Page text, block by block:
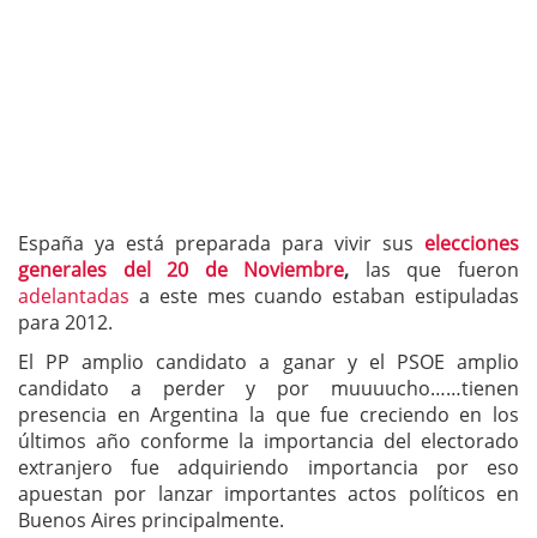
España ya está preparada para vivir sus elecciones
generales del 20 de Noviembre, las que fueron
adelantadas a este mes cuando estaban estipuladas
para 2012.
El PP amplio candidato a ganar y el PSOE amplio
candidato a perder y por muuuucho……tienen
presencia en Argentina la que fue creciendo en los
últimos año conforme la importancia del electorado
extranjero fue adquiriendo importancia por eso
apuestan por lanzar importantes actos políticos en
Buenos Aires principalmente.